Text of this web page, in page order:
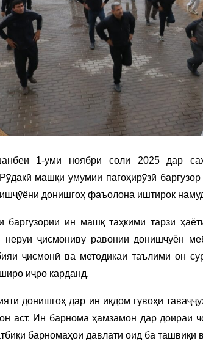
1-уми ноябри соли 2025 дар
машқи умумии пагоҳирӯзӣ
донишгоҳ фаъолона иштирок
баргузории ин машқ таҳкими тарзи
нерӯи ҷисмониву равонии донишҷӯён
ҷисмонӣ ва методикаи таълими он
иҷро карданд.
донишгоҳ дар ин иқдом гувоҳи
аст. Ин барнома ҳамзамон дар доираи
барномаҳои давлатӣ оид ба